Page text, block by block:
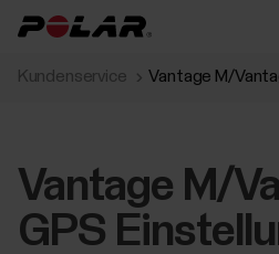
Kundenservice Vantage M/
Vantage M/
GPS